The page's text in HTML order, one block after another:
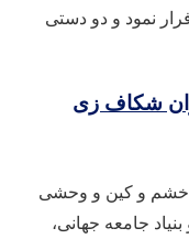
نمود و دو دستی
شکاف زی
و خشم و کین و وحشی
جامعه جهانی،